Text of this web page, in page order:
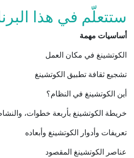
ستتعلّم في هذا
أساسيات مهمة
الكوتشينغ في مكان العمل
تشجيع ثقافة تطبيق الكوتشينغ
أين الكوتشينغ في النظام؟
خريطة الكوتشينغ بأربعة خطوات،
تعريفات وأدوار الكوتشينغ وأبعاده
عناصر الكوتشينغ المقصود